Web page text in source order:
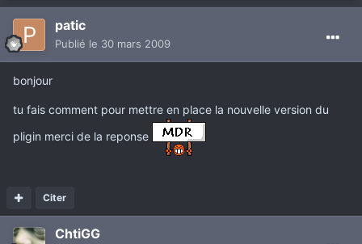
patic
Publié le 30 mars 2009
bonjour
tu fais comment pour mettre en place la nouvelle version du
pligin merci de la reponse
Citer
ChtiGG